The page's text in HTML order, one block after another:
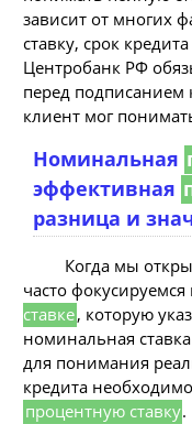
зависит от многих
ставку, срок
Центробанк РФ
перед подписанием
клиент мог
Номинальная
эффективная
разница и
Когда мы
часто
ставке, которую
номинальная
для понимания
кредита
процентную ставку.